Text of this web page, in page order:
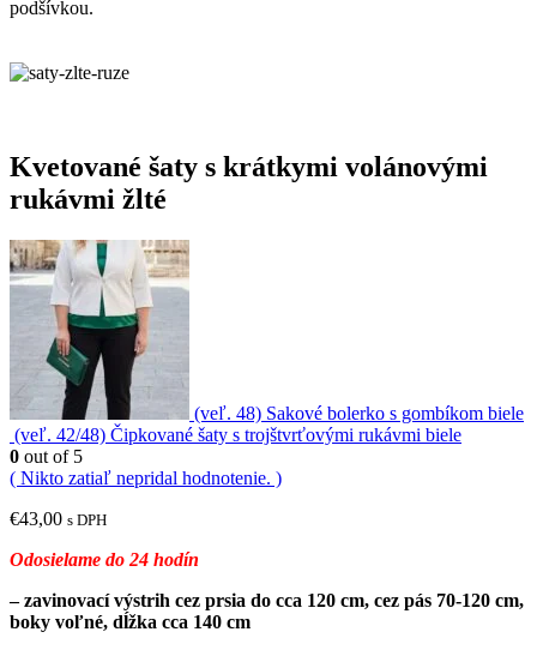
Kvetované šaty s krátkymi volánovými
rukávmi žlté
(veľ. 48) Sakové bolerko s gombíkom biele
(veľ. 42/48) Čipkované šaty s trojštvrťovými rukávmi biele
0 out of 5
( Nikto zatiaľ nepridal hodnotenie. )
€43,00 s DPH
Odosielame do 24 hodín
– zavinovací výstrih cez prsia do cca 120 cm, cez pás 70-120 cm,
boky voľné, dĺžka cca 140 cm